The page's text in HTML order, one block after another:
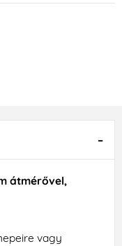
átmérővel,
vagy